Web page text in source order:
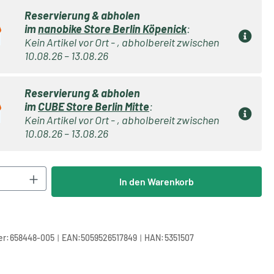
Reservierung & abholen
imnanobike Store Berlin Köpenick:
Kein Artikel vor Ort - , abholbereit zwischen
10.08.26 – 13.08.26
Reservierung & abholen
imCUBE Store Berlin Mitte:
Kein Artikel vor Ort - , abholbereit zwischen
10.08.26 – 13.08.26
Gib den gewünschten Wert ein
In den Warenkorb
658448-005 | EAN:5059526517849 | HAN:5351507